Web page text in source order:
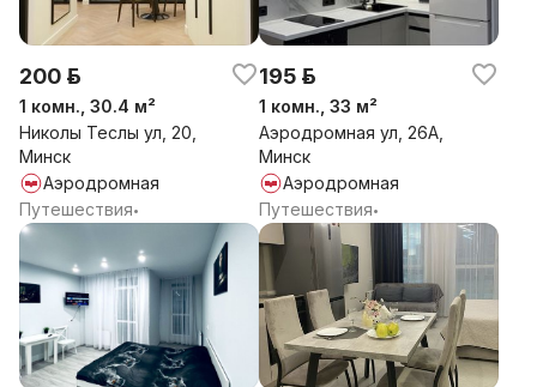
200 р.
1 комн., 30.4 м²
Николы Теслы ул, 20,
Минск
Аэродромная
Путешествия•
195 р.
1 комн., 33 м²
Аэродромная ул, 26А,
Минск
Аэродромная
Путешествия•